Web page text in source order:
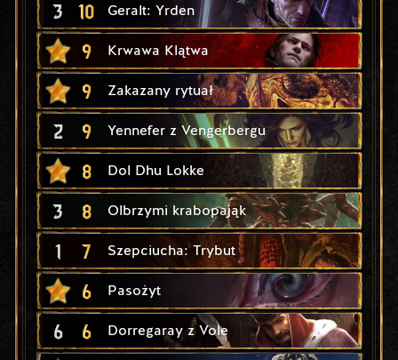
3 10 Geralt: Yrden
9 Krwawa Klątwa
9 Zakazany rytuał
2 9 Yennefer z Vengerbergu
8 Dol Dhu Lokke
3 8 Olbrzymi krabopająk
1 7 Szepciucha: Trybut
6 Pasożyt
6 6 Dorregaray z Vole